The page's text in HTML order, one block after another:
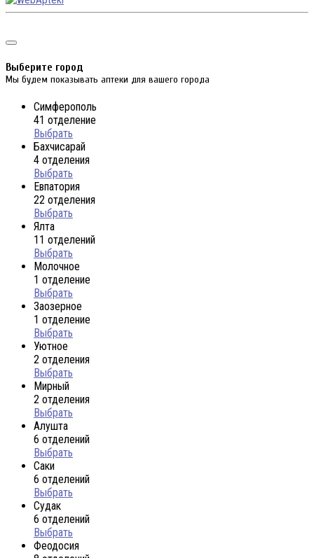
Выберите город
Мы будем показывать аптеки для вашего города
Симферополь
41 отделение
Выбрать
Бахчисарай
4 отделения
Выбрать
Евпатория
22 отделения
Выбрать
Ялта
11 отделений
Выбрать
Молочное
1 отделение
Выбрать
Заозерное
1 отделение
Выбрать
Уютное
2 отделения
Выбрать
Мирный
2 отделения
Выбрать
Алушта
6 отделений
Выбрать
Саки
6 отделений
Выбрать
Судак
6 отделений
Выбрать
Феодосия